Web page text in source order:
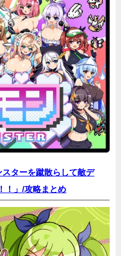
ターを蹴散らして敵デ
！」/攻略まとめ